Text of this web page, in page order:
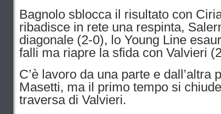
Bagnolo sblocca il risultato con
ribadisce in rete una respinta,
diagonale (2-0), lo Young Line
falli ma riapre la sfida con Valvieri
C’è lavoro da una parte e dall’altra
Masetti, ma il primo tempo si
traversa di Valvieri.